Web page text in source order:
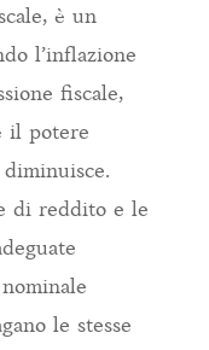
è un
l’inflazione
fiscale,
il potere
di reddito e le
le stesse